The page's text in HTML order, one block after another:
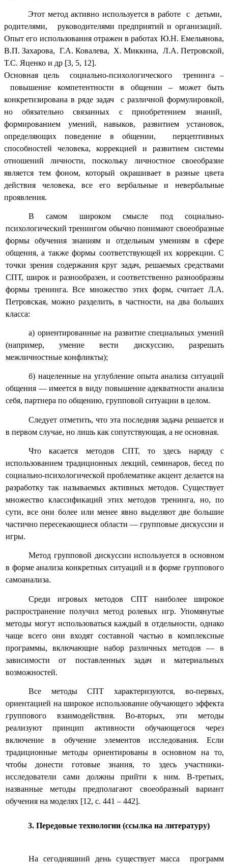
Этот метод активно используется в работе с детьми,
родителями, руководителями предприятий и организаций.
Опыт его использования отражен в работах Ю.Н. Емельянова,
В.П. Захарова, Г.А. Ковалева, Х. Миккина, Л.А. Петровской,
Т.С. Яценко и др [3, 5, 12].
Основная цель социально-психологического тренинга –
повышение компетентности в общении – может быть
конкретизирована в ряде задач с различной формулировкой,
но обязательно связанных с приобретением знаний,
формированием умений, навыков, развитием установок,
определяющих поведение в общении, перцептивных
способностей человека, коррекцией и развитием системы
отношений личности, поскольку личностное своеобразие
является тем фоном, который окрашивает в разные цвета
действия человека, все его вербальные и невербальные
проявления.
В самом широком смысле под социально-
психологический тренингом обычно понимают своеобразные
формы обучения знаниям и отдельным умениям в сфере
общения, а также формы соответствующей их коррекции. С
точки зрения содержания круг задач, решаемых средствами
СПТ, широк и разнообразен, и соответственно разнообразны
формы тренинга. Все множество этих форм, считает Л.А.
Петровская, можно разделить, в частности, на два больших
класса:
а) ориентированные на развитие специальных умений
(например, умение вести дискуссию, разрешать
межличностные конфликты);
б) нацеленные на углубление опыта анализа ситуаций
общения — имеется в виду повышение адекватности анализа
себя, партнера по общению, групповой ситуации в целом.
Следует отметить, что эта последняя задача решается и
в первом случае, но лишь как сопутствующая, а не основная.
Что касается методов СПТ, то здесь наряду с
использованием традиционных лекций, семинаров, бесед по
социально-психологической проблематике акцент делается на
разработку так называемых активных методов. Существует
множество классификаций этих методов тренинга, но, по
сути, все они более или менее явно выделяют две большие
частично пересекающиеся области — групповые дискуссии и
игры.
Метод групповой дискуссии используется в основном
в форме анализа конкретных ситуаций и в форме группового
самоанализа.
Среди игровых методов СПТ наиболее широкое
распространение получил метод ролевых игр. Упомянутые
методы могут использоваться каждый в отдельности, однако
чаще всего они входят составной частью в комплексные
программы, включающие набор различных методов — в
зависимости от поставленных задач и материальных
возможностей.
Все методы СПТ характеризуются, во-первых,
ориентацией на широкое использование обучающего эффекта
группового взаимодействия. Во-вторых, эти методы
реализуют принцип активности обучающегося через
включение в обучение элементов исследования. Если
традиционные методы ориентированы в основном на то,
чтобы донести готовые знания, то здесь участники-
исследователи сами должны прийти к ним. В-третьих,
названные методы предполагают своеобразный вариант
обучения на моделях [12, с. 441 – 442].
3. Передовые технологии (ссылка на литературу)
На сегодняшний день существует масса программ